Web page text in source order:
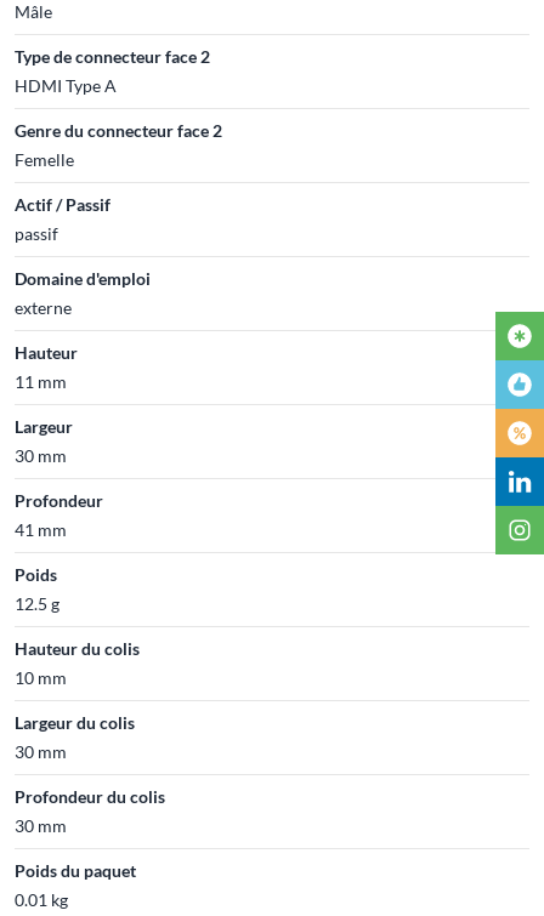
Mâle
Type de connecteur face 2
HDMI Type A
Genre du connecteur face 2
Femelle
Actif / Passif
passif
Domaine d'emploi
externe
Hauteur
11 mm
Largeur
30 mm
Profondeur
41 mm
Poids
12.5 g
Hauteur du colis
10 mm
Largeur du colis
30 mm
Profondeur du colis
30 mm
Poids du paquet
0.01 kg